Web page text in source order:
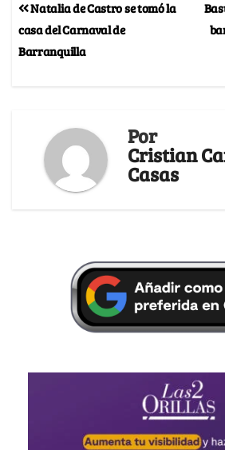
Natalia de Castro se tomó la
casa del Carnaval de
Barranquilla
Por
Cristian
Casas